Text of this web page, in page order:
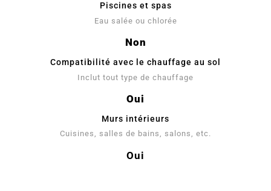
Piscines et spas
Eau salée ou chlorée
Non
Compatibilité avec le chauffage au sol
Inclut tout type de chauffage
Oui
Murs intérieurs
Cuisines, salles de bains, salons, etc.
Oui